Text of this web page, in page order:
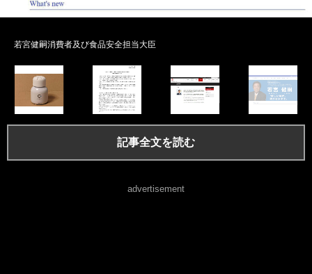
若宮健嗣消費者及び食品安全担当大臣
記事全文を読む
advertisement